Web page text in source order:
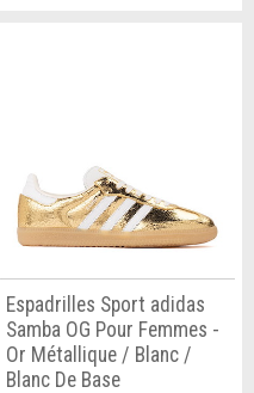
Espadrilles Sport adidas
Samba OG Pour Femmes -
Or Métallique / Blanc /
Blanc De Base